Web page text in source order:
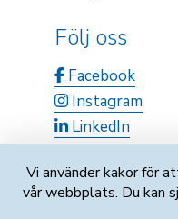
Följ oss
Facebook
Instagram
LinkedIn
Vi använder kakor för
vår webbplats. Du kan